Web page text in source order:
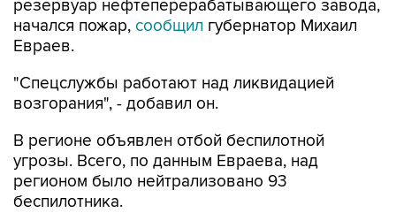
резервуар нефтеперерабатывающего завода,
начался пожар, сообщил губернатор Михаил
Евраев.
"Спецслужбы работают над ликвидацией
возгорания", - добавил он.
В регионе объявлен отбой беспилотной
угрозы. Всего, по данным Евраева, над
регионом было нейтрализовано 93
беспилотника.